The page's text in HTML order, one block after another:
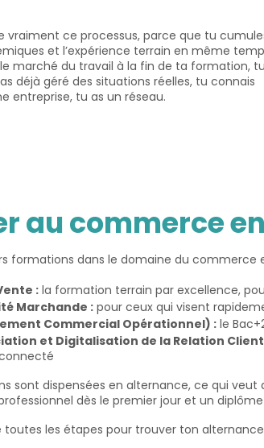
vraiment ce processus, parce que tu
et l’expérience terrain en même
marché du travail à la fin de ta formation, tu
déjà géré des situations réelles, tu connais
entreprise, tu as un réseau.
au commerce
formations dans le domaine du
: la formation terrain par excellence,
Marchande : pour ceux qui visent
Commercial Opérationnel) : le
et Digitalisation de la Relation
sont dispensées en alternance, ce qui
dès le premier jour et un
toutes les étapes pour trouver ton